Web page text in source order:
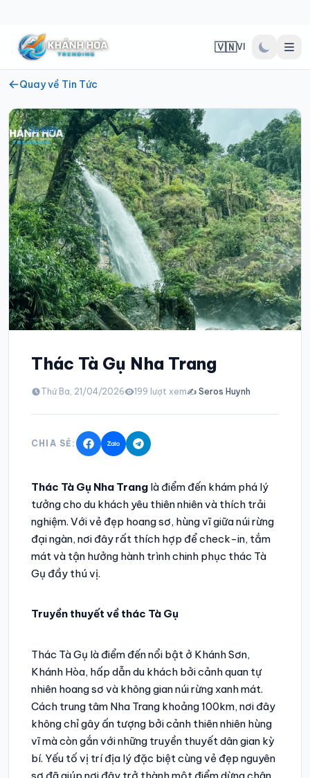
🇻🇳VI
Quay về Tin Tức
Sự kiện
Thác Tà Gụ Nha Trang
Thứ Ba, 21/04/2026 199 lượt xem✍️ Seros Huynh
CHIA SẺ:
Thác Tà Gụ Nha Trang là điểm đến khám phá lý
tưởng cho du khách yêu thiên nhiên và thích trải
nghiệm. Với vẻ đẹp hoang sơ, hùng vĩ giữa núi rừng
đại ngàn, nơi đây rất thích hợp để check-in, tắm
mát và tận hưởng hành trình chinh phục thác Tà
Gụ đầy thú vị.
Truyền thuyết về thác Tà Gụ
Thác Tà Gụ là điểm đến nổi bật ở Khánh Sơn,
Khánh Hòa, hấp dẫn du khách bởi cảnh quan tự
nhiên hoang sơ và không gian núi rừng xanh mát.
Cách trung tâm Nha Trang khoảng 100km, nơi đây
không chỉ gây ấn tượng bởi cảnh thiên nhiên hùng
vĩ mà còn gắn với những truyền thuyết dân gian kỳ
bí. Yếu tố vị trí địa lý đặc biệt cùng vẻ đẹp nguyên